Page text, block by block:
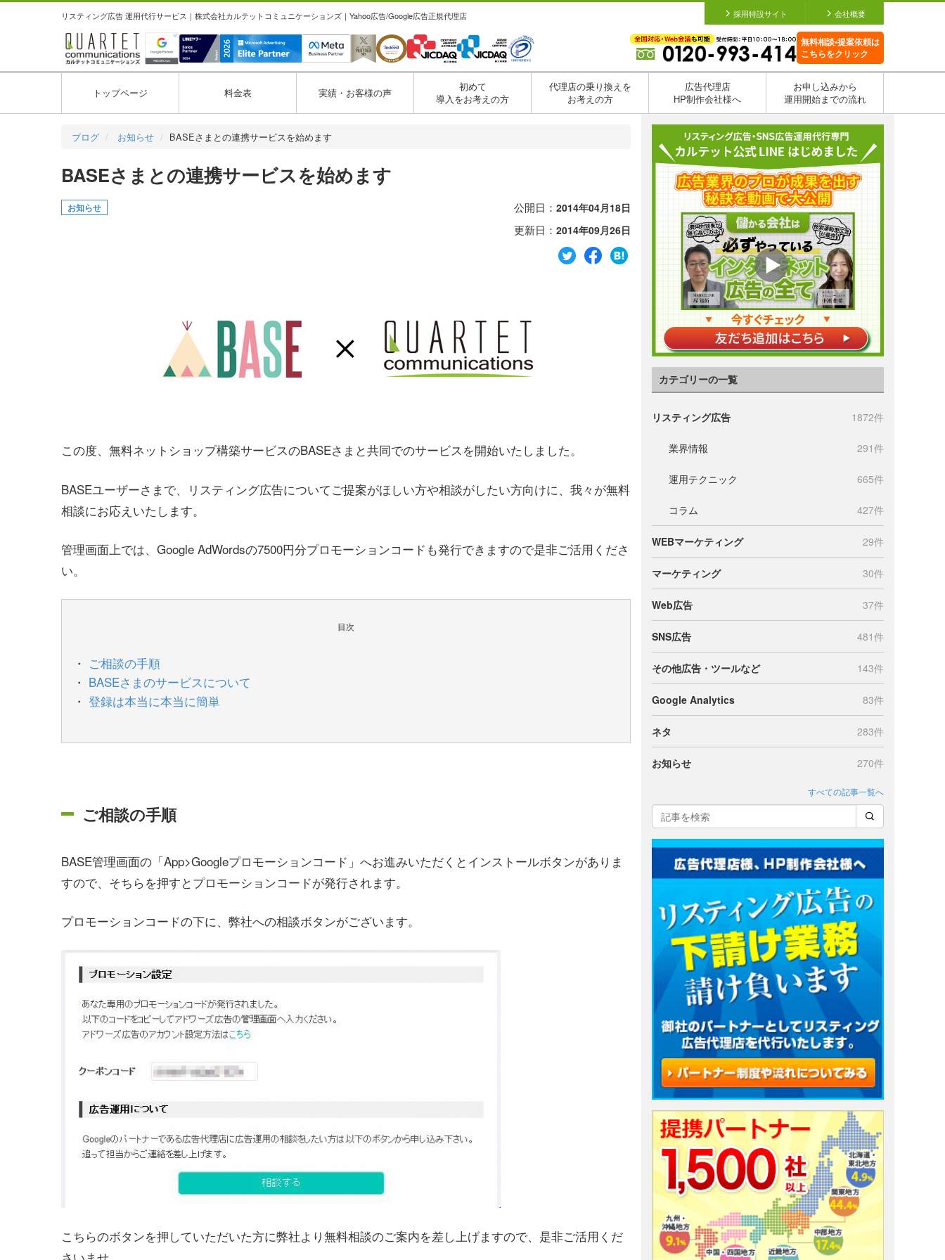
リスティング広告 運用代行サービス｜株式会社カルテットコミュニケーションズ｜Yahoo広告/Google広告正規代理店 採用特設サイト 会社概要
無料相談•提案依頼は
こちらをクリック
トップページ 料金表 実績・お客様の声
初めて
導入をお考えの方
代理店の乗り換えを
お考えの方
広告代理店
HP制作会社様へ
お申し込みから
運用開始までの流れ
ブログ お知らせ BASEさまとの連携サービスを始めます
BASEさまとの連携サービスを始めます
お知らせ 公開日： 2014年04月18日
更新日： 2014年09月26日
この度、無料ネットショップ構築サービスのBASEさまと共同でのサービスを開始いたしました。
BASEユーザーさまで、リスティング広告についてご提案がほしい方や相談がしたい方向けに、我々が無料
相談にお応えいたします。
管理画面上では、Google AdWordsの7500円分プロモーションコードも発行できますので是非ご活用くださ
い。
目次
ご相談の手順
BASEさまのサービスについて
登録は本当に本当に簡単
ご相談の手順
BASE管理画面の「App>Googleプロモーションコード」へお進みいただくとインストールボタンがありま
すので、そちらを押すとプロモーションコードが発行されます。
プロモーションコードの下に、弊社への相談ボタンがございます。
こちらのボタンを押していただいた方に弊社より無料相談のご案内を差し上げますので、是非ご活用くだ
カテゴリーの一覧
リスティング広告 1872件
業界情報 291件
運用テクニック 665件
コラム 427件
WEBマーケティング 29件
マーケティング 30件
Web広告 37件
SNS広告 481件
その他広告・ツールなど 143件
Google Analytics 83件
ネタ 283件
お知らせ 270件
すべての記事一覧へ